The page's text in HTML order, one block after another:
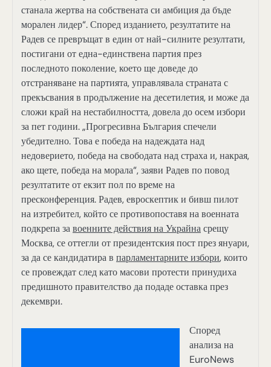
станала жертва на собствената си амбиция да бъде
морален лидер“. Според изданието, резултатите на
Радев се превръщат в един от най-силните резултати,
постигани от една-единствена партия през
последното поколение, което ще доведе до
отстраняване на партията, управлявала страната с
прекъсвания в продължение на десетилетия, и може да
сложи край на нестабилността, довела до осем избори
за пет години. „Прогресивна България спечели
убедително. Това е победа на надеждата над
недоверието, победа на свободата над страха и, накрая,
ако щете, победа на морала“, заяви Радев по повод
резултатите от екзит пол по време на
пресконференция. Радев, евроскептик и бивш пилот
на изтребител, който се противопоставя на военната
подкрепа завоенните действия на Украйнасрещу
Москва, се оттегли от президентския пост през януари,
за да се кандидатира в парламентарните избори, които
се провеждат след като масови протести принудиха
предишното правителство да подаде оставка през
декември.
Според
анализа на
EuroNews